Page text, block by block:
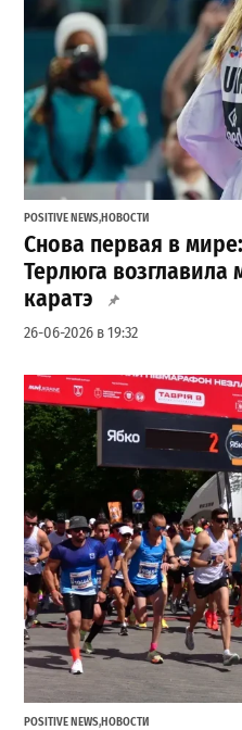
POSITIVE NEWS,НОВОСТИ
Снова первая в
Терлюга
каратэ
26-06-2026 в 19:32
POSITIVE NEWS,НОВОСТИ